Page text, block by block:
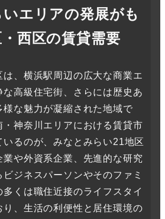
エリアの発展がも
西区の賃貸需要
、横浜駅周辺の広大な商業エ
な高級住宅街、さらには歴史あ
様な魅力が凝縮された地域で
神奈川エリアにおける賃貸市
るのが、みなとみらい21地区
業や外資系企業、先進的な研究
ジネスパーソンやそのファミ
多くは職住近接のライフスタイ
り、生活の利便性と居住環境の